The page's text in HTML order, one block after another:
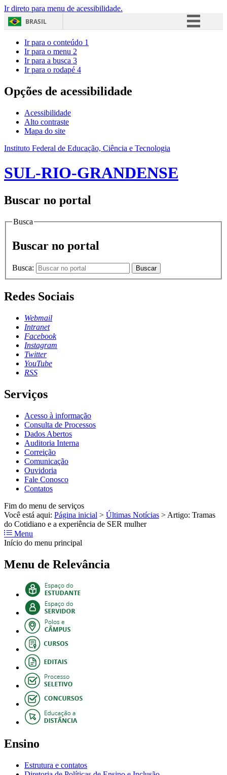
Ir direto para menu de acessibilidade.
BRASIL
Acesso à informação
Ir para o conteúdo 1
Ir para o menu 2
Ir para a busca 3
Ir para o rodapé 4
Opções de acessibilidade
Acessibilidade
Alto contraste
Mapa do site
Instituto Federal de Educação, Ciência e Tecnologia
SUL-RIO-GRANDENSE
Buscar no portal
Busca
Buscar no portal
Busca: Buscar
Redes Sociais
Webmail
Intranet
Facebook
Instagram
Twitter
YouTube
RSS
Serviços
Acesso à informação
Consulta de Processos
Dados Abertos
Auditoria Interna
Correição
Comunicação
Ouvidoria
Fale Conosco
Contatos
Fim do menu de serviços
Você está aqui: Página inicial > Últimas Notícias > Artigo: Tramas
do Cotidiano e a experiência de SER mulher
Menu
Início do menu principal
Menu de Relevância
Ensino
Estrutura e contatos